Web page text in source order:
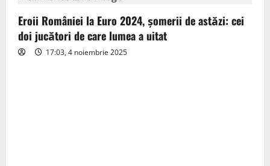
Eroii României la Euro 2024, șomerii de astăzi: cei
doi jucători de care lumea a uitat
17:03, 4 noiembrie 2025